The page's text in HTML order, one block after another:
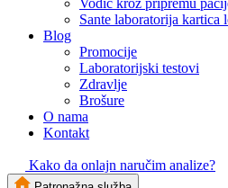
Vodič kroz pripremu
Sante laboratorija kartica
Blog
Promocije
Laboratorijski testovi
Zdravlje
Brošure
O nama
Kontakt
Kako da onlajn naručim analize?